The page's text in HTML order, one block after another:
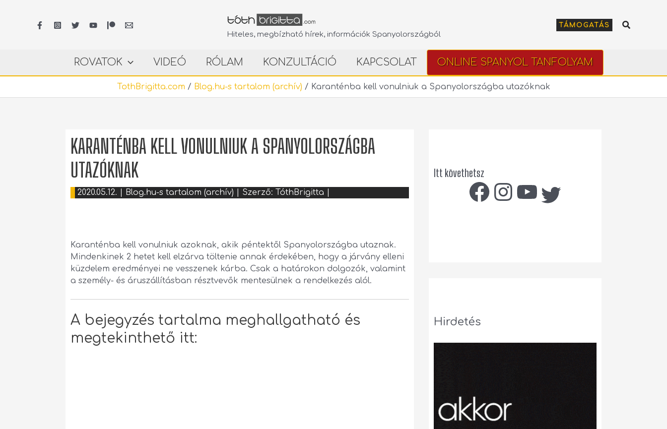
Hiteles, megbízható hírek, információk Spanyolországból
TÁMOGATÁS Keresés
ROVATOK VIDEÓ RÓLAM KONZULTÁCIÓ KAPCSOLAT ONLINE SPANYOL TANFOLYAM
TothBrigitta.com / Blog.hu-s tartalom (archív) / Karanténba kell vonulniuk a Spanyolországba utazóknak
KARANTÉNBA KELL VONULNIUK A SPANYOLORSZÁGBA
UTAZÓKNAK
2020.05.12. Blog.hu-s tartalom (archív) | Szerző: TóthBrigitta
Karanténba kell vonulniuk azoknak, akik péntektől Spanyolországba utaznak.
Mindenkinek 2 hetet kell elzárva töltenie annak érdekében, hogy a járvány elleni
küzdelem eredményei ne vesszenek kárba. Csak a határokon dolgozók, valamint
a személy- és áruszállításban résztvevők mentesülnek a rendelkezés alól.
A bejegyzés tartalma meghallgatható és
megtekinthető itt:
Itt követhetsz
Hirdetés